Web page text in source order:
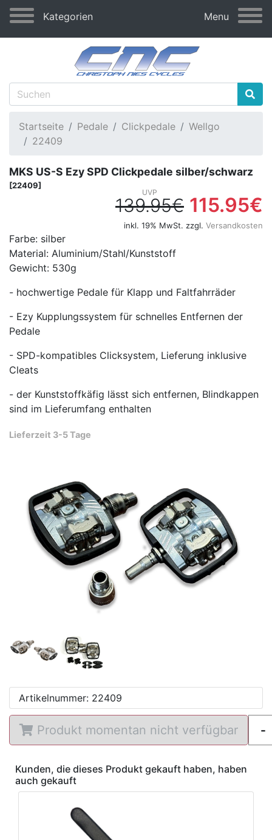
Kategorien Menu
Startseite Pedale Clickpedale
Wellgo
22409
MKS US-S Ezy SPD Clickpedale silber/schwarz
[22409]
139.95€ 115.95€
inkl. 19% MwSt. zzgl. Versandkosten
Farbe: silber
Material: Aluminium/Stahl/Kunststoff
Gewicht: 530g
- hochwertige Pedale für Klapp und Faltfahrräder
- Ezy Kupplungssystem für schnelles Entfernen der
Pedale
- SPD-kompatibles Clicksystem, Lieferung inklusive
Cleats
- der Kunststoffkäfig lässt sich entfernen, Blindkappen
sind im Lieferumfang enthalten
Lieferzeit 3-5 Tage
Artikelnummer: 22409
Produkt momentan nicht verfügbar
Kunden, die dieses Produkt gekauft haben, haben
auch gekauft